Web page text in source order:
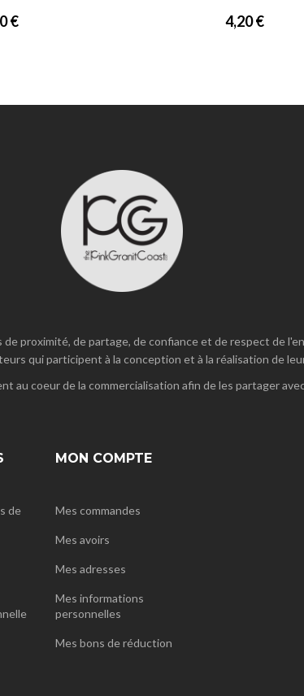
€
4,20 €
de proximité, de partage, de confiance et de respect de
qui participent à la conception et à la réalisation de
au coeur de la commercialisation afin de les partager
de
MON COMPTE
Mes commandes
Mes avoirs
Mes adresses
Mes informations
personnelles
Mes bons de réduction